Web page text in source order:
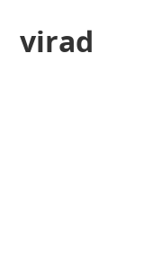
virad